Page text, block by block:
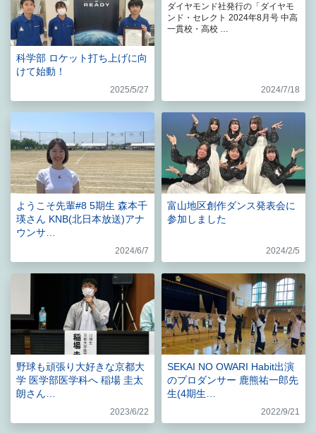
科学部 ロケット打ち上げに向
けて始動！
2025/5/27
ダイヤモンド社発行の「ダイヤモ
ンド・セレクト 2024年8月号 中高
一貫校・高校 …
2024/7/18
ようこそ先輩#8 5期生 森本千
瑛さん KNB(北日本放送)アナ
ウンサ…
2024/6/7
富山地区創作ダンス発表会に
参加しました
2024/2/5
野球も頑張り大好きな京都大
学 医学部医学科へ 稲場 圭太
朗さん…
2023/6/22
SEKAI NO OWARI Habit出演
のプロダンサー 鹿熊祐一郎先
生(4期生…
2022/9/21